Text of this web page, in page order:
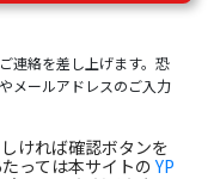
連絡を差し上げます。恐
メールアドレスのご入力
ければ確認ボタンを
っては本サイトのYP